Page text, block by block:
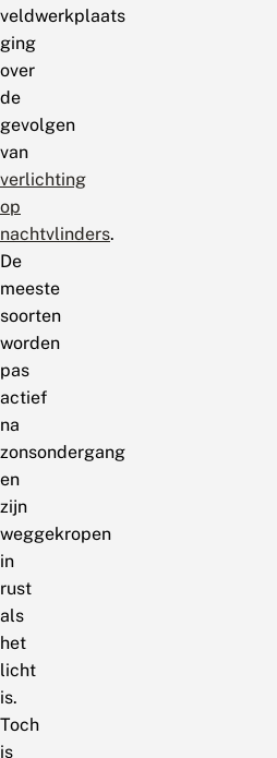
veldwerkplaats
ging
over
de
gevolgen
van
verlichting
op
nachtvlinders.
De
meeste
soorten
worden
pas
actief
na
zonsondergang
en
zijn
weggekropen
in
rust
als
het
licht
is.
Toch
is